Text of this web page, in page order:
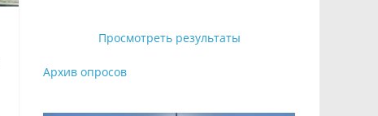
Просмотреть результаты
Архив опросов